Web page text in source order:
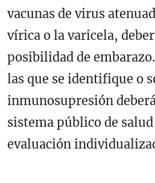
vacunas de virus
vírica o la varicela,
posibilidad de
las que se identifique o
inmunosupresión
sistema público de
evaluación